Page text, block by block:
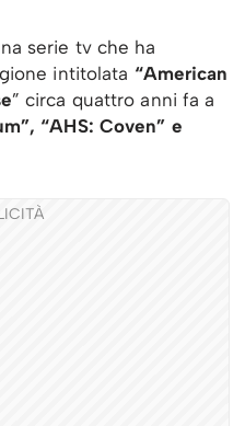
serie tv che ha
intitolata “American
” circa quattro anni fa a
“AHS: Coven” e